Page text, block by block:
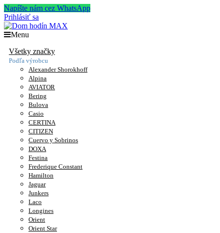
Napíšte nám cez WhatsApp
Prihlásiť sa
Menu
Všetky značky
Podľa výrobcu
Alexander Shorokhoff
Alpina
AVIATOR
Bering
Bulova
Casio
CERTINA
CITIZEN
Cuervo y Sobrinos
DOXA
Festina
Frederique Constant
Hamilton
Jaguar
Junkers
Laco
Longines
Orient
Orient Star